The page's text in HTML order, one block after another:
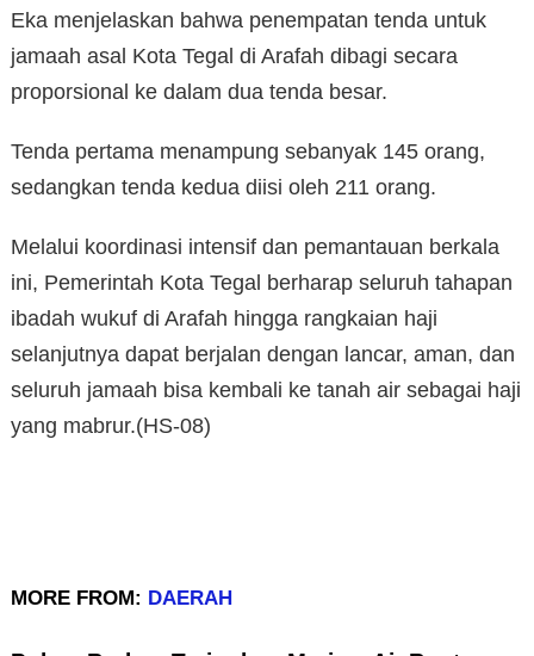
Eka menjelaskan bahwa penempatan tenda untuk
jamaah asal Kota Tegal di Arafah dibagi secara
proporsional ke dalam dua tenda besar.
Tenda pertama menampung sebanyak 145 orang,
sedangkan tenda kedua diisi oleh 211 orang.
Melalui koordinasi intensif dan pemantauan berkala
ini, Pemerintah Kota Tegal berharap seluruh tahapan
ibadah wukuf di Arafah hingga rangkaian haji
selanjutnya dapat berjalan dengan lancar, aman, dan
seluruh jamaah bisa kembali ke tanah air sebagai haji
yang mabrur.(HS-08)
MORE FROM: DAERAH